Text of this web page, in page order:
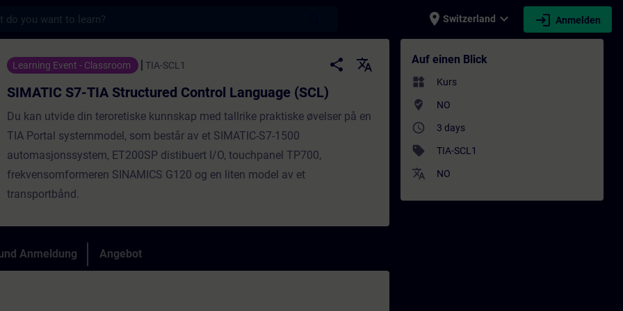
place Switzerland expand_more login Anmelden
Structured Control Language (SCL) - Training - Schulung - Weiterbildung | SITRAIN
Learning Event - Classroom TIA-SCL1 share
translate
SIMATIC S7-TIA Structured Control Language (SCL)
Du kan utvide din teroretiske kunnskap med tallrike praktiske øvelser på en
TIA Portal systemmodel, som består av et SIMATIC-S7-1500
automasjonssystem, ET200SP distibuert I/O, touchpanel TP700,
frekvensomformeren SINAMICS G120 og en liten model av et
transportbånd.
Anmeldung Angebot
Auf einen Blick
widgets Kurs
where_to_vote NO
access_time 3 days
sell TIA-SCL1
translate NO